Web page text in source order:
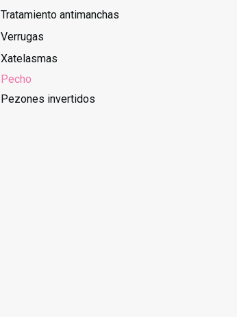
Tratamiento antimanchas
Verrugas
Xatelasmas
Pecho
Pezones invertidos